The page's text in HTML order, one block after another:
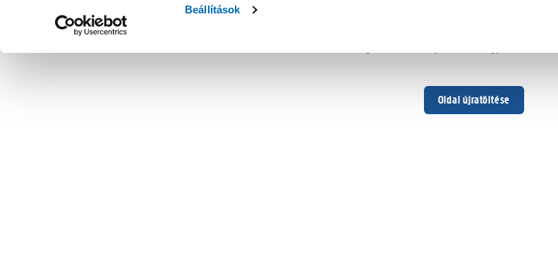
Beállítások
Oldal újratöltése